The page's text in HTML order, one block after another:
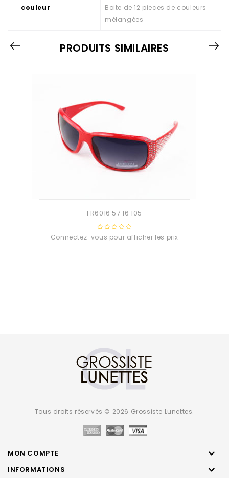
couleur
Boite de 12 pieces de couleurs
mélangées
PRODUITS SIMILAIRES
FR6016 57 16 105
0
Connectez-vous pour afficher les prix
Tous droits réservés © 2026 Grossiste Lunettes.
MON COMPTE
INFORMATIONS